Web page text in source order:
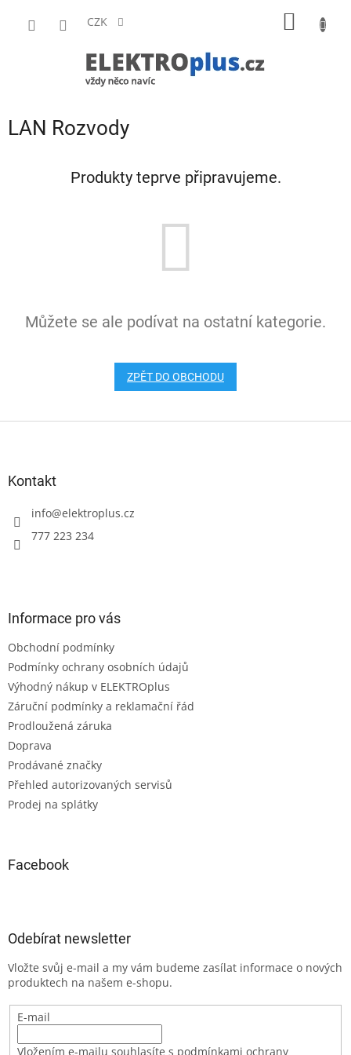
CZK
LAN Rozvody
Produkty teprve připravujeme.
Můžete se ale podívat na ostatní kategorie.
ZPĚT DO OBCHODU
Kontakt
info@elektroplus.cz
777 223 234
Informace pro vás
Obchodní podmínky
Podmínky ochrany osobních údajů
Výhodný nákup v ELEKTROplus
Záruční podmínky a reklamační řád
Prodloužená záruka
Doprava
Prodávané značky
Přehled autorizovaných servisů
Prodej na splátky
Facebook
Odebírat newsletter
Vložte svůj e-mail a my vám budeme zasílat informace o nových
produktech na našem e-shopu.
E-mail
Vložením e-mailu souhlasíte s podmínkami ochrany